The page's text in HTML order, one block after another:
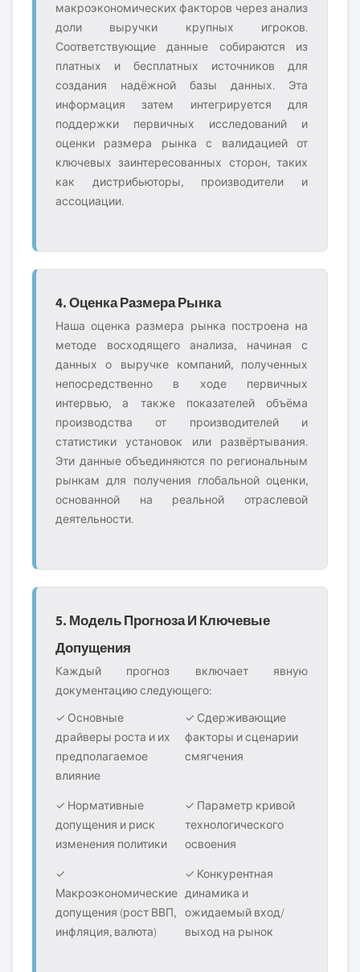
макроэкономических факторов через анализ
доли выручки крупных игроков.
Соответствующие данные собираются из
платных и бесплатных источников для
создания надёжной базы данных. Эта
информация затем интегрируется для
поддержки первичных исследований и
оценки размера рынка с валидацией от
ключевых заинтересованных сторон, таких
как дистрибьюторы, производители и
ассоциации.
4. Оценка Размера Рынка
Наша оценка размера рынка построена на
методе восходящего анализа, начиная с
данных о выручке компаний, полученных
непосредственно в ходе первичных
интервью, а также показателей объёма
производства от производителей и
статистики установок или развёртывания.
Эти данные объединяются по региональным
рынкам для получения глобальной оценки,
основанной на реальной отраслевой
деятельности.
5. Модель Прогноза И Ключевые
Допущения
Каждый прогноз включает явную
документацию следующего:
✓ Основные
драйверы роста и их
предполагаемое
влияние
✓ Сдерживающие
факторы и сценарии
смягчения
✓ Нормативные
допущения и риск
изменения политики
✓ Параметр кривой
технологического
освоения
✓
Макроэкономические
допущения (рост ВВП,
инфляция, валюта)
✓ Конкурентная
динамика и
ожидаемый вход/
выход на рынок